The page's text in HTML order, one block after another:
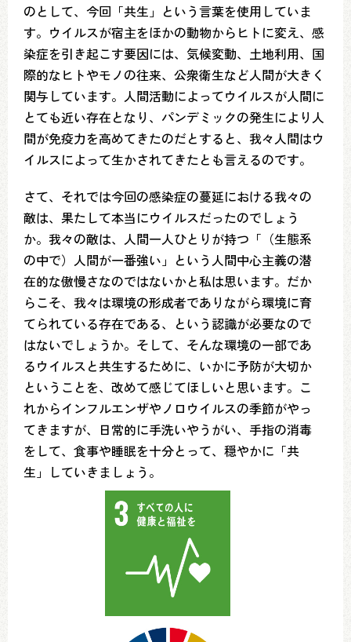
のとして、今回「共生」という言葉を使用していま
す。ウイルスが宿主をほかの動物からヒトに変え、感
染症を引き起こす要因には、気候変動、土地利用、国
際的なヒトやモノの往来、公衆衛生など人間が大きく
関与しています。人間活動によってウイルスが人間に
とても近い存在となり、パンデミックの発生により人
間が免疫力を高めてきたのだとすると、我々人間はウ
イルスによって生かされてきたとも言えるのです。
さて、それでは今回の感染症の蔓延における我々の
敵は、果たして本当にウイルスだったのでしょう
か。我々の敵は、人間一人ひとりが持つ「（生態系
の中で）人間が一番強い」という人間中心主義の潜
在的な傲慢さなのではないかと私は思います。だか
らこそ、我々は環境の形成者でありながら環境に育
てられている存在である、という認識が必要なので
はないでしょうか。そして、そんな環境の一部であ
るウイルスと共生するために、いかに予防が大切か
ということを、改めて感じてほしいと思います。こ
れからインフルエンザやノロウイルスの季節がやっ
てきますが、日常的に手洗いやうがい、手指の消毒
をして、食事や睡眠を十分とって、穏やかに「共
生」していきましょう。